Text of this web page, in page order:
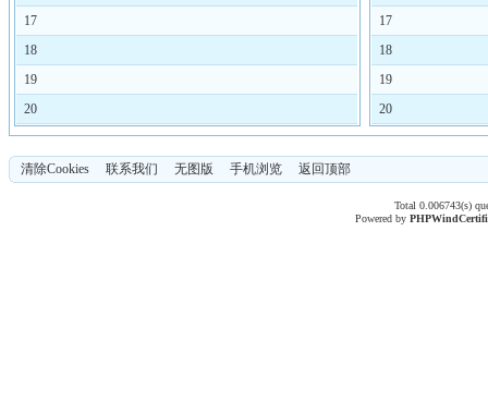
17
18
19
20
17
18
19
20
清除Cookies 联系我们 无图版 手机浏览 返回顶部
Total 0.006743(s)
Powered byPHPWind